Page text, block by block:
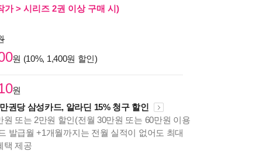
가 > 시리즈 2권 이상 구매 시)
원 (10%, 1,400원 할인)
원
권당 삼성카드, 알라딘 15% 청구 할인
원 또는 2만원 할인(전월 30만원 또는 60만원 이용
발급월 +1개월까지는 전월 실적이 없어도 최대
택 제공